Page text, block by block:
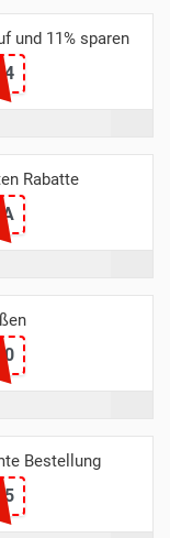
und 11% sparen
Rabatte
Bestellung